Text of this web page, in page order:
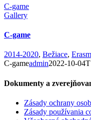
C-game
Gallery
C-game
2014-2020, Bežiace,
C-gameadmin2022-10-
Dokumenty a
Zásady ochrany
Zásady používania